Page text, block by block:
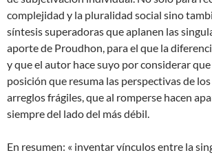
complejidad y la pluralidad social sino
síntesis superadoras que aplanen las
aporte de Proudhon, para el que la
y que el autor hace suyo por considerar
posición que resuma las perspectivas de
arreglos frágiles, que al romperse hacen
siempre del lado del más débil.
En resumen: « inventar vínculos entre la